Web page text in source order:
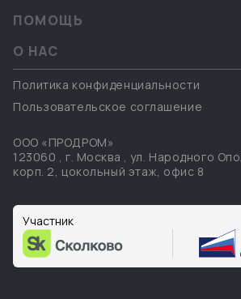
ПОМОЩЬ
О НАС
Политика конфиденциальности
Пользовательское соглашение
ООО «ПРОДРОМ»
123060 , г. Москва , ул. Народного
корп. 2, цокольный этаж, офис 8
Участник